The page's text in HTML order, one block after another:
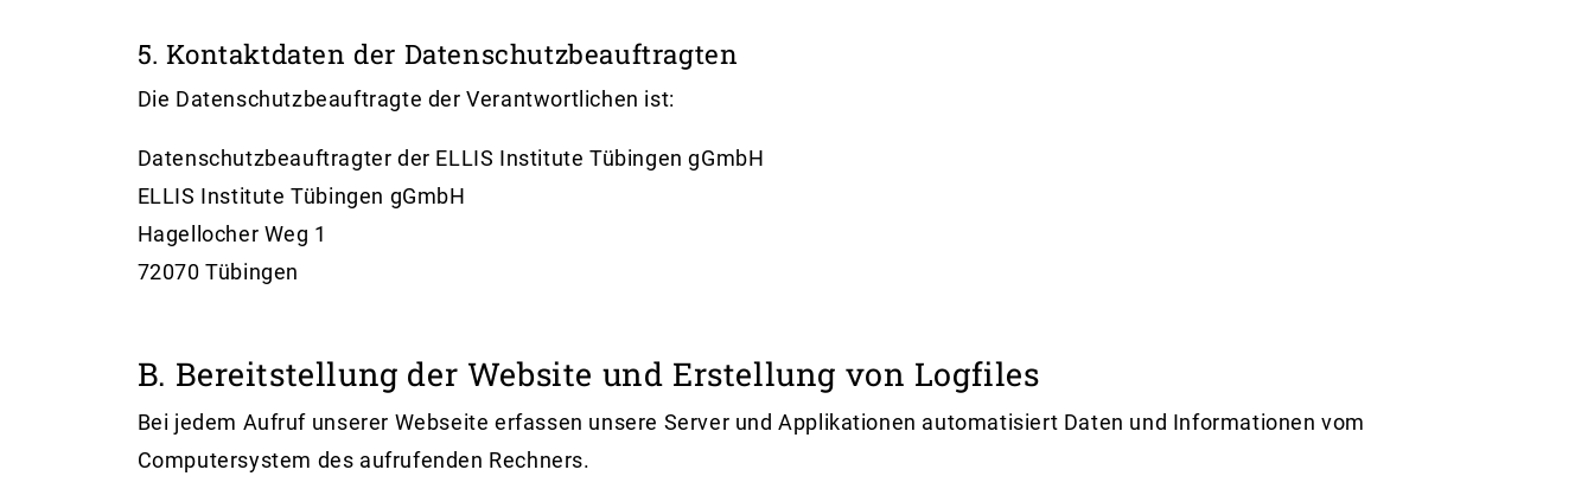
5. Kontaktdaten der Datenschutzbeauftragten
Die Datenschutzbeauftragte der Verantwortlichen ist:
Datenschutzbeauftragter der ELLIS Institute Tübingen gGmbH
ELLIS Institute Tübingen gGmbH
Hagellocher Weg 1
72070 Tübingen
B. Bereitstellung der Website und Erstellung von Logfiles
Bei jedem Aufruf unserer Webseite erfassen unsere Server und Applikationen automatisiert Daten und Informationen vom
Computersystem des aufrufenden Rechners.